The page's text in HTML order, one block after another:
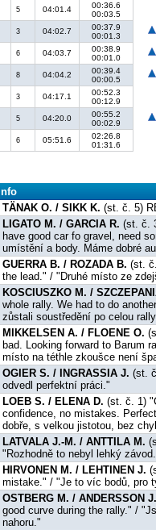
5 04:01.4
00:36.6
00:03.5
3 04:02.7
00:37.9
00:01.3
6 04:03.7
00:38.9
00:01.0
8 04:04.2
00:39.4
00:00.5
3 04:17.1
00:52.3
00:12.9
5 04:20.0
00:55.2
00:02.9
6 05:51.6
02:26.8
01:31.6
Info
TÄNAK O. / SIKK K. (st. č. 5)
LIGATO M. / GARCIA R. (st. č.
have good car fo gravel, need
umístění a body. Máme dobré
GUERRA B. / ROZADA B. (st.
the lead." / "Druhé místo ze
KOSCIUSZKO M. /
whole rally. We had to do
zůstali soustředění po celou
MIKKELSEN A. / FLOENE O.
bad. Looking forward to Barum
místo na téthle zkoušce není
OGIER S. / INGRASSIA J. (st.
odvedl perfektní práci."
LOEB S. / ELENA D. (st. č. 1)
confidence, no mistakes.
dobře, s velkou jistotou, bez
LATVALA J.-M. / ANTTILA M.
"Rozhodně to nebyl lehký
HIRVONEN M. / LEHTINEN J.
mistake." / "Je to víc bodů, pro
OSTBERG M. / ANDERSSON J.
good curve during the rally." /
nahoru."